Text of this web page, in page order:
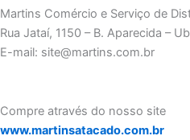
e
b
o
-
f
t
a
g
m
k
e
d
t
u
b
Martins Comércio e Serviço de
Rua Jataí, 1150 – B. Aparecida –
E-mail: site@martins.com.br
Compre através do nosso site
www.martinsatacado.com.br